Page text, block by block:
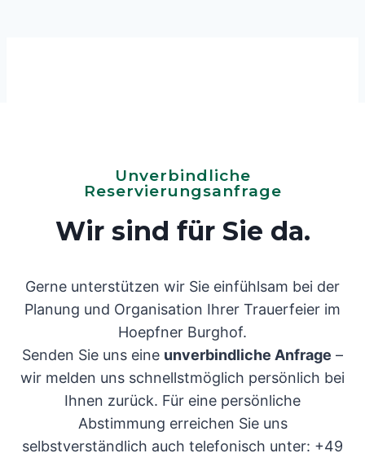
Unverbindliche
Reservierungsanfrage
Wir sind für Sie da.
Gerne unterstützen wir Sie einfühlsam bei der
Planung und Organisation Ihrer Trauerfeier im
Hoepfner Burghof.
Senden Sie uns eine unverbindliche Anfrage –
wir melden uns schnellstmöglich persönlich bei
Ihnen zurück. Für eine persönliche
Abstimmung erreichen Sie uns
selbstverständlich auch telefonisch unter: +49